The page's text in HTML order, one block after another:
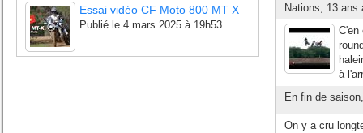
Essai vidéo CF Moto 800 MT X
Publié le 4 mars 2025 à 19h53
Nations, 13 ans
C'en
à
En fin de
On y a cru